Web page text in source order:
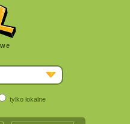
tylko lokalne